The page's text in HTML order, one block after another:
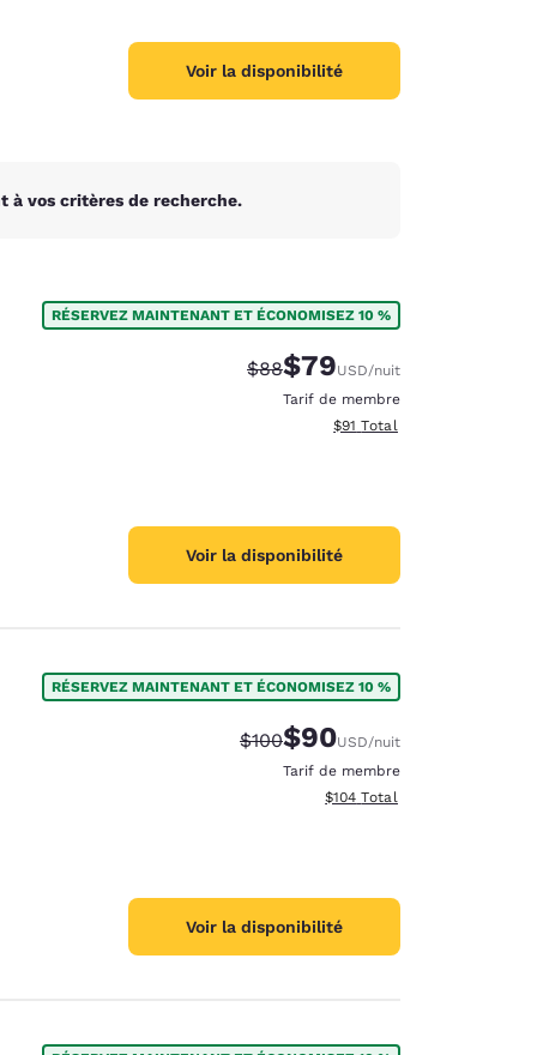
Voir la disponibilité
à vos critères de recherche.
RÉSERVEZ MAINTENANT ET ÉCONOMISEZ 10 %
Tarif barré :
$88Tarif réduit :
$79USD/nuit
Tarif de membre
Afficher les détails totaux
$91 Total
Voir la disponibilité
RÉSERVEZ MAINTENANT ET ÉCONOMISEZ 10 %
Tarif barré :
$100Tarif réduit :
$90USD/nuit
Tarif de membre
Afficher les détails totaux
$104 Total
Voir la disponibilité